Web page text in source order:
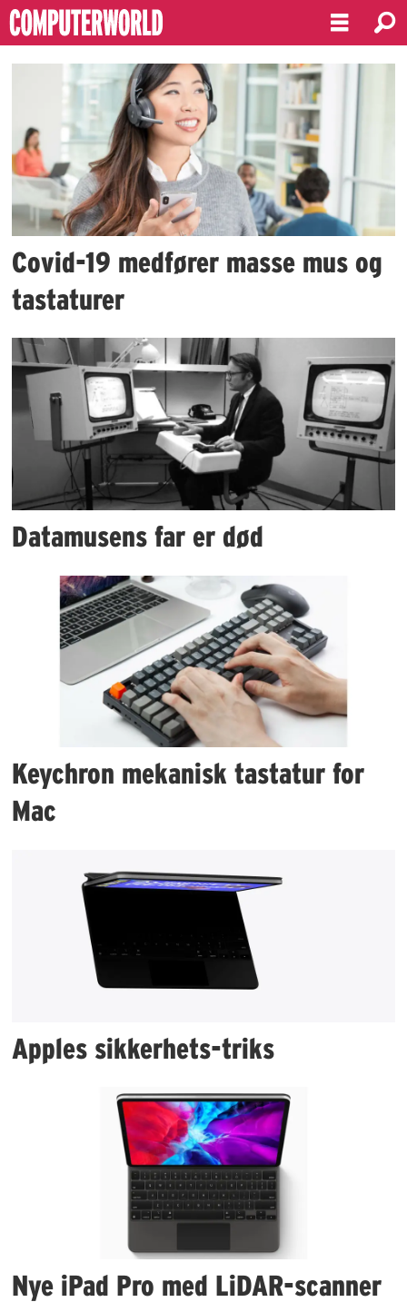
Emne:
mus
og
tastatur
Covid-19 medfører masse mus og
tastaturer
Datamusens far er død
Keychron mekanisk tastatur for
Mac
Apples sikkerhets-triks
Nye iPad Pro med LiDAR-scanner